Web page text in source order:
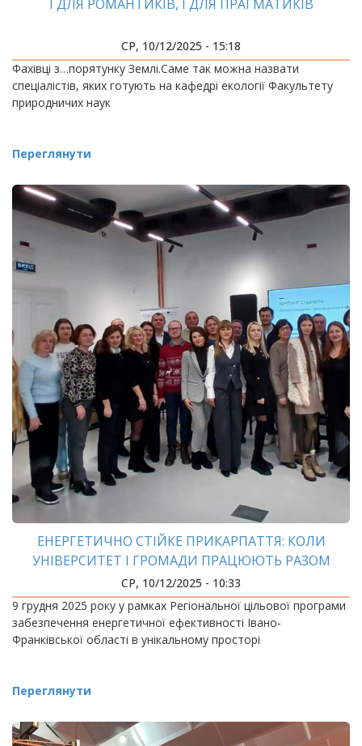
І ДЛЯ РОМАНТИКІВ, І ДЛЯ ПРАГМАТИКІВ
СР, 10/12/2025 - 15:18
Фахівці з…порятунку Землі.Саме так можна назвати
спеціалістів, яких готують на кафедрі екології Факультету
природничих наук
Переглянути
ЕНЕРГЕТИЧНО СТІЙКЕ ПРИКАРПАТТЯ: КОЛИ
УНІВЕРСИТЕТ І ГРОМАДИ ПРАЦЮЮТЬ РАЗОМ
СР, 10/12/2025 - 10:33
9 грудня 2025 року у рамках Регіональної цільової програми
забезпечення енергетичної ефективності Івано-
Франківської області в унікальному просторі
Переглянути